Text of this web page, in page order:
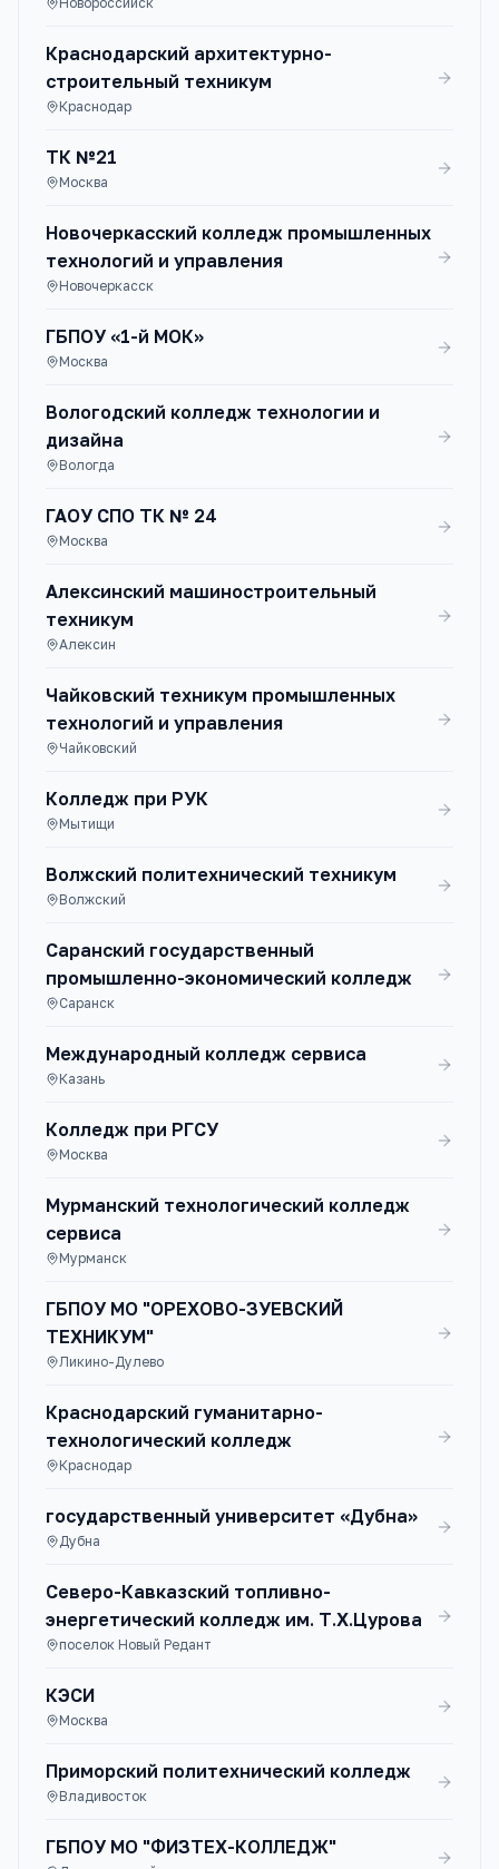
Краснодарский архитектурно-
строительный техникум
Краснодар
ТК №21
Москва
Новочеркасский колледж промышленных
технологий и управления
Новочеркасск
ГБПОУ «1-й МОК»
Москва
Вологодский колледж технологии и
дизайна
Вологда
ГАОУ СПО ТК № 24
Москва
Алексинский машиностроительный
техникум
Алексин
Чайковский техникум промышленных
технологий и управления
Чайковский
Колледж при РУК
Мытищи
Волжский политехнический техникум
Волжский
Саранский государственный
промышленно-экономический колледж
Саранск
Международный колледж сервиса
Казань
Колледж при РГСУ
Москва
Мурманский технологический колледж
сервиса
Мурманск
ГБПОУ МО "ОРЕХОВО-ЗУЕВСКИЙ
ТЕХНИКУМ"
Ликино-Дулево
Краснодарский гуманитарно-
технологический колледж
Краснодар
государственный университет «Дубна»
Дубна
Северо-Кавказский топливно-
энергетический колледж им. Т.Х.Цурова
поселок Новый Редант
КЭСИ
Москва
Приморский политехнический колледж
Владивосток
ГБПОУ МО "ФИЗТЕХ-КОЛЛЕДЖ"